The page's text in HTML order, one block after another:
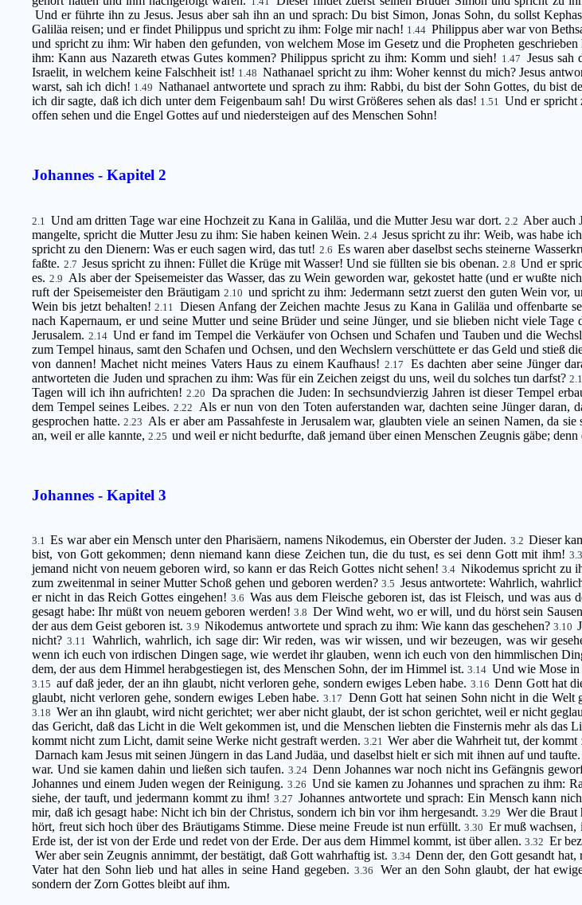
Und er führte ihn zu Jesus. Jesus aber sah ihn an und sprach: Du bist Simon, Jonas Sohn, du sollst
Galiläa reisen; und er findet Philippus und spricht zu ihm: Folge mir nach! 1.44 Philippus aber war von
und spricht zu ihm: Wir haben den gefunden, von welchem Mose im Gesetz und die Propheten geschrieben
ihm: Kann aus Nazareth etwas Gutes kommen? Philippus spricht zu ihm: Komm und sieh! 1.47 Jesus
Israelit, in welchem keine Falschheit ist! 1.48 Nathanael spricht zu ihm: Woher kennst du mich? Jesus
warst, sah ich dich! 1.49 Nathanael antwortete und sprach zu ihm: Rabbi, du bist der Sohn Gottes, du bist
ich dir sagte, daß ich dich unter dem Feigenbaum sah! Du wirst Größeres sehen als das! 1.51 Und er spricht
offen sehen und die Engel Gottes auf und niedersteigen auf des Menschen Sohn!
Johannes - Kapitel 2
2.1 Und am dritten Tage war eine Hochzeit zu Kana in Galiläa, und die Mutter Jesu war dort. 2.2 Aber auch
mangelte, spricht die Mutter Jesu zu ihm: Sie haben keinen Wein. 2.4 Jesus spricht zu ihr: Weib, was habe
spricht zu den Dienern: Was er euch sagen wird, das tut! 2.6 Es waren aber daselbst sechs steinerne
faßte. 2.7 Jesus spricht zu ihnen: Füllet die Krüge mit Wasser! Und sie füllten sie bis obenan. 2.8 Und er
es. 2.9 Als aber der Speisemeister das Wasser, das zu Wein geworden war, gekostet hatte (und er wußte
ruft der Speisemeister den Bräutigam 2.10 und spricht zu ihm: Jedermann setzt zuerst den guten Wein vor,
Wein bis jetzt behalten!2.11 Diesen Anfang der Zeichen machte Jesus zu Kana in Galiläa und offenbarte
nach Kapernaum, er und seine Mutter und seine Brüder und seine Jünger, und sie blieben nicht viele Tage
Jerusalem. 2.14 Und er fand im Tempel die Verkäufer von Ochsen und Schafen und Tauben und die
zum Tempel hinaus, samt den Schafen und Ochsen, und den Wechslern verschüttete er das Geld und stieß
von dannen! Machet nicht meines Vaters Haus zu einem Kaufhaus! 2.17 Es dachten aber seine Jünger
antworteten die Juden und sprachen zu ihm: Was für ein Zeichen zeigst du uns, weil du solches tun darfst?
Tagen will ich ihn aufrichten! 2.20 Da sprachen die Juden: In sechsundvierzig Jahren ist dieser Tempel
dem Tempel seines Leibes.2.22
Als er nun von den Toten auferstanden war, dachten seine Jünger daran,
gesprochen hatte.2.23 Als er aber am Passahfeste in Jerusalem war, glaubten viele an seinen Namen, da sie
an, weil er alle kannte,2.25 und weil er nicht bedurfte, daß jemand über einen Menschen Zeugnis gäbe;
Johannes - Kapitel 3
3.1 Es war aber ein Mensch unter den Pharisäern, namens Nikodemus, ein Oberster der Juden. 3.2 Dieser
bist, von Gott gekommen; denn niemand kann diese Zeichen tun, die du tust, es sei denn Gott mit ihm! 3.3
jemand nicht von neuem geboren wird, so kann er das Reich Gottes nicht sehen!3.4 Nikodemus spricht zu
zum zweitenmal in seiner Mutter Schoß gehen und geboren werden?3.5 Jesus antwortete: Wahrlich,
er nicht in das Reich Gottes eingehen! 3.6 Was aus dem Fleische geboren ist, das ist Fleisch, und was aus
gesagt habe: Ihr müßt von neuem geboren werden!3.8 Der Wind weht, wo er will, und du hörst sein
der aus dem Geist geboren ist.3.9 Nikodemus antwortete und sprach zu ihm: Wie kann das geschehen? 3.10
nicht? 3.11 Wahrlich, wahrlich, ich sage dir: Wir reden, was wir wissen, und wir bezeugen, was wir
wenn ich euch von irdischen Dingen sage, wie werdet ihr glauben, wenn ich euch von den himmlischen
dem, der aus dem Himmel herabgestiegen ist, des Menschen Sohn, der im Himmel ist.3.14 Und wie Mose in
3.15 auf daß jeder, der an ihn glaubt, nicht verloren gehe, sondern ewiges Leben habe. 3.16 Denn Gott hat
glaubt, nicht verloren gehe, sondern ewiges Leben habe.3.17 Denn Gott hat seinen Sohn nicht in die Welt
3.18 Wer an ihn glaubt, wird nicht gerichtet; wer aber nicht glaubt, der ist schon gerichtet, weil er nicht
das Gericht, daß das Licht in die Welt gekommen ist, und die Menschen liebten die Finsternis mehr als das
kommt nicht zum Licht, damit seine Werke nicht gestraft werden.3.21 Wer aber die Wahrheit tut, der
Darnach kam Jesus mit seinen Jüngern in das Land Judäa, und daselbst hielt er sich mit ihnen auf und
war. Und sie kamen dahin und ließen sich taufen. 3.24 Denn Johannes war noch nicht ins Gefängnis
Johannes und einem Juden wegen der Reinigung. 3.26 Und sie kamen zu Johannes und sprachen zu ihm:
siehe, der tauft, und jedermann kommt zu ihm! 3.27 Johannes antwortete und sprach: Ein Mensch kann
mir, daß ich gesagt habe: Nicht ich bin der Christus, sondern ich bin vor ihm hergesandt.3.29 Wer die Braut
hört, freut sich hoch über des Bräutigams Stimme. Diese meine Freude ist nun erfüllt.3.30 Er muß wachsen,
Erde ist, der ist von der Erde und redet von der Erde. Der aus dem Himmel kommt, ist über allen.3.32 Er
Wer aber sein Zeugnis annimmt, der bestätigt, daß Gott wahrhaftig ist. 3.34 Denn der, den Gott gesandt
Vater hat den Sohn lieb und hat alles in seine Hand gegeben. 3.36
Wer an den Sohn glaubt, der hat
sondern der Zorn Gottes bleibt auf ihm.